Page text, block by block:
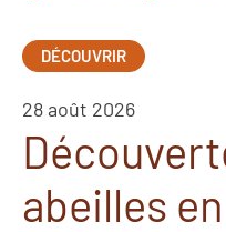
DÉCOUVRIR
28 août 2026
abeilles